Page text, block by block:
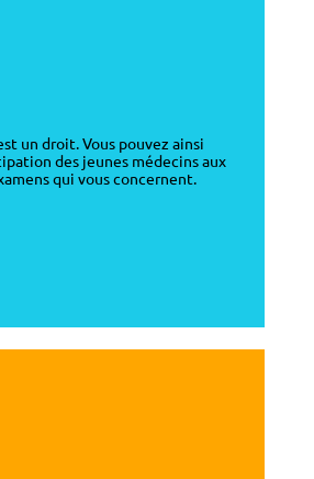
un droit. Vous pouvez ainsi
des jeunes médecins aux
qui vous concernent.